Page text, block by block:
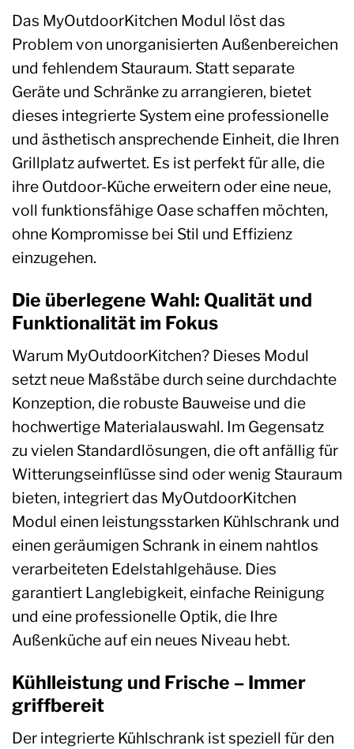
Das MyOutdoorKitchen Modul löst das
Problem von unorganisierten Außenbereichen
und fehlendem Stauraum. Statt separate
Geräte und Schränke zu arrangieren, bietet
dieses integrierte System eine professionelle
und ästhetisch ansprechende Einheit, die Ihren
Grillplatz aufwertet. Es ist perfekt für alle, die
ihre Outdoor-Küche erweitern oder eine neue,
voll funktionsfähige Oase schaffen möchten,
ohne Kompromisse bei Stil und Effizienz
einzugehen.
Die überlegene Wahl: Qualität und
Funktionalität im Fokus
Warum MyOutdoorKitchen? Dieses Modul
setzt neue Maßstäbe durch seine durchdachte
Konzeption, die robuste Bauweise und die
hochwertige Materialauswahl. Im Gegensatz
zu vielen Standardlösungen, die oft anfällig für
Witterungseinflüsse sind oder wenig Stauraum
bieten, integriert das MyOutdoorKitchen
Modul einen leistungsstarken Kühlschrank und
einen geräumigen Schrank in einem nahtlos
verarbeiteten Edelstahlgehäuse. Dies
garantiert Langlebigkeit, einfache Reinigung
und eine professionelle Optik, die Ihre
Außenküche auf ein neues Niveau hebt.
Kühlleistung und Frische – Immer
griffbereit
Der integrierte Kühlschrank ist speziell für den